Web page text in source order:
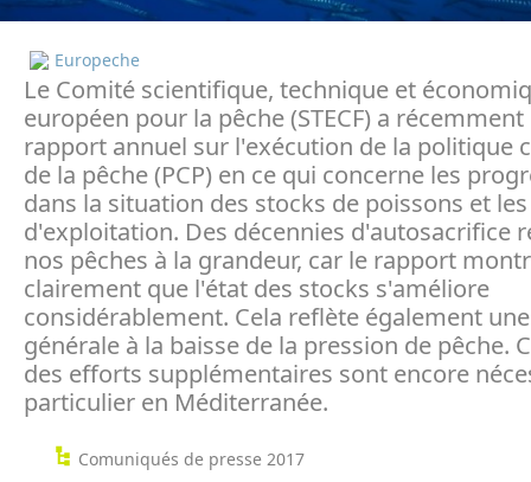
Europeche
Le Comité scientifique, technique et
européen pour la pêche (STECF) a
rapport annuel sur l'exécution de la politique
de la pêche (PCP) en ce qui concerne les
dans la situation des stocks de poissons et
d'exploitation. Des décennies d'autosacrifice
nos pêches à la grandeur, car le rapport
clairement que l'état des stocks s'améliore
considérablement. Cela reflète également
générale à la baisse de la pression de pêche.
des efforts supplémentaires sont encore
particulier en Méditerranée.
Comuniqués de presse 2017